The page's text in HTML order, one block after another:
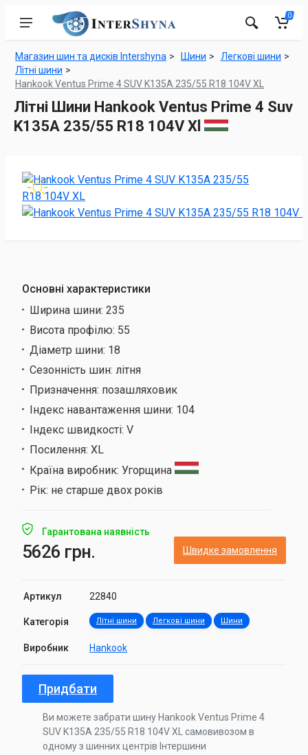
0
Магазин шин та дисків Intershyna Шини
Легкові шини
Літні шини
Hankook Ventus Prime 4 SUV K135A 235/55 R18 104V XL
Літні Шини Hankook Ventus Prime 4 Suv
K135A 235/55 R18 104V Xl
Основні характеристики
Ширина шини: 235
Висота профілю: 55
Діаметр шини: 18
Сезонність шин: літня
Призначення: позашляховик
Індекс навантаження шини: 104
Індекс швидкості: V
Посилення: XL
Країна виробник: Угорщина
Рік: не старше двох років
Гарантована наявність
5626 грн. Швидке замовлення
Артикул 22840
Категорія Літні шини Легкові шини Шини
Виробник Hankook
Придбати
Ви можете забрати шину Hankook Ventus Prime 4
SUV K135A 235/55 R18 104V XL самовивозом в
одному з шинних центрів Інтершини